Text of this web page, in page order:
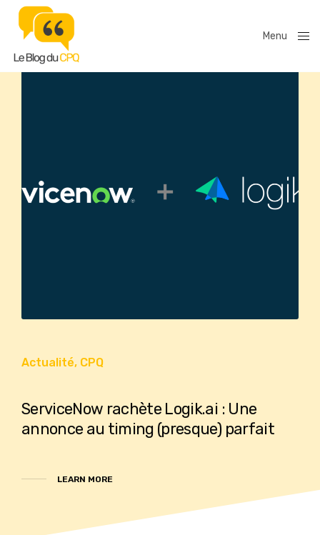
Menu
Actualité, CPQ
ServiceNow rachète Logik.ai : Une
annonce au timing (presque) parfait
LEARN MORE